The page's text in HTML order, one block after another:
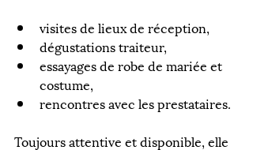
visites de lieux de réception,
dégustations traiteur,
essayages de robe de mariée et
costume,
rencontres avec les prestataires.
Toujours attentive et disponible, elle